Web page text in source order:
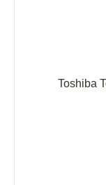
Toshiba